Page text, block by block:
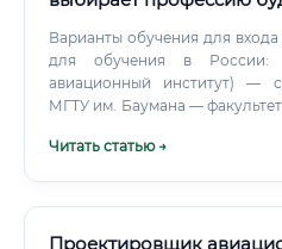
Варианты обучения для входа в
для обучения в России: ✅ МАИ (Московский
авиационный институт) —
МГТУ им. Баумана — факультет
Читать статью →
Проектировщик